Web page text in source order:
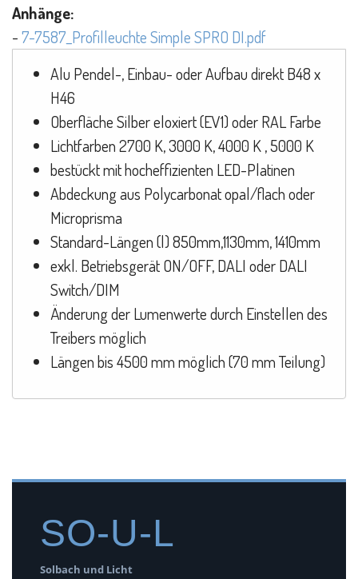
Anhänge:
-7-7587_Profilleuchte Simple SPRO DI.pdf
Alu Pendel-, Einbau- oder Aufbau direkt B48 x
H46
Oberfläche Silber eloxiert (EV1) oder RAL Farbe
Lichtfarben 2700 K, 3000 K, 4000 K , 5000 K
bestückt mit hocheffizienten LED-Platinen
Abdeckung aus Polycarbonat opal/flach oder
Microprisma
Standard-Längen (l) 850mm,1130mm, 1410mm
exkl. Betriebsgerät ON/OFF, DALI oder DALI
Switch/DIM
Änderung der Lumenwerte durch Einstellen des
Treibers möglich
Längen bis 4500 mm möglich (70 mm Teilung)
SO-U-L
Solbach und Licht